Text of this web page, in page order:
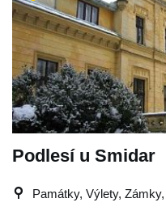
Podlesí u Smidar
Památky, Výlety,